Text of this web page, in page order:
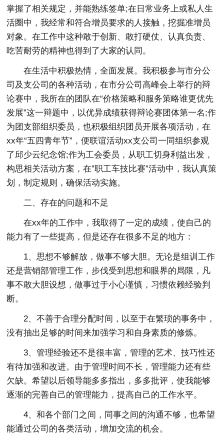
掌握了相关规定，并能熟练签单;在日常业务上或私人生
活圈中，我经常和符合增员要求的人接触，挖掘准增员
对象。在工作中这种敢于创新、敢打硬仗、认真负责、
吃苦耐劳的精神也得到了大家的认同。
在生活中积极热情，全面发展。我积极参与市分公
司及支公司的各种活动，在市分公司高峰会上举行的辩
论赛中，我所在的团队在“价格策略和服务策略谁更优先
发展”这一辩题中，以优异成绩获得辩论赛团体第一名;作
为团支部组织委员，也积极组织团员开展各项活动，在
xx年“五四青年节”，便联谊活动xx支公司一同组织参观
了邱少云纪念馆;作为工会委员，从职工切身利益出发，
构思相关活动方案，在”职工车技比赛”活动中，我认真策
划，制定规则，确保活动实施。
二、存在的问题和不足
在xx年的工作中，我取得了一定的成绩，使自己的
能力有了一些提高，但是还存在很多不足的地方：
1、思想不够解放，做事不够大胆。无论是组训工作
还是营销部管理工作，步伐受到思想和眼界的局限，凡
事不敢大胆设想，做事过于小心谨慎，习惯依赖经验判
断。
2、不善于合理分配时间，以至于在繁琐的事务中，
没有抽出足够的时间来加强学习和自身素质的修炼。
3、管理经验还不是很丰富，管理的艺术、技巧性还
有待加强和改进。由于管理时间不长，管理能力还有些
欠缺。希望以后领导能多多指出，多多批评，使我能够
逐渐的完善自己的管理能力，提高自己的工作水平。
4、和各个部门之间，同事之间的沟通不够，也希望
能通过公司的各类活动，增加交流的机会。